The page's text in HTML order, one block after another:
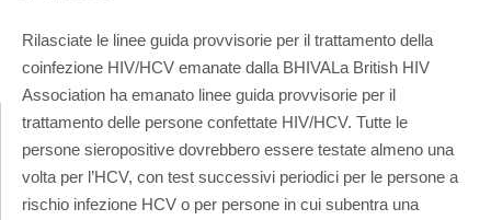
Rilasciate le linee guida provvisorie per il trattamento della
coinfezione HIV/HCV emanate dalla BHIVALa British HIV
Association ha emanato linee guida provvisorie per il
trattamento delle persone confettate HIV/HCV. Tutte le
persone sieropositive dovrebbero essere testate almeno una
volta per l’HCV, con test successivi periodici per le persone a
rischio infezione HCV o per persone in cui subentra una